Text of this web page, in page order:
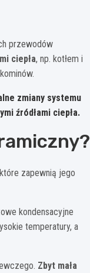
przewodów
ciepła, np. kotłem i
zmiany systemu
źródłami ciepła.
zapewnią jego
kondensacyjne
temperatury, a
Zbyt mała